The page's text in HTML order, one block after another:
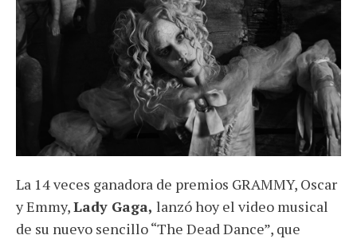
La 14 veces ganadora de premios GRAMMY, Oscar
y Emmy,Lady Gaga, lanzó hoy el video musical
de su nuevo sencillo “The Dead Dance”, que